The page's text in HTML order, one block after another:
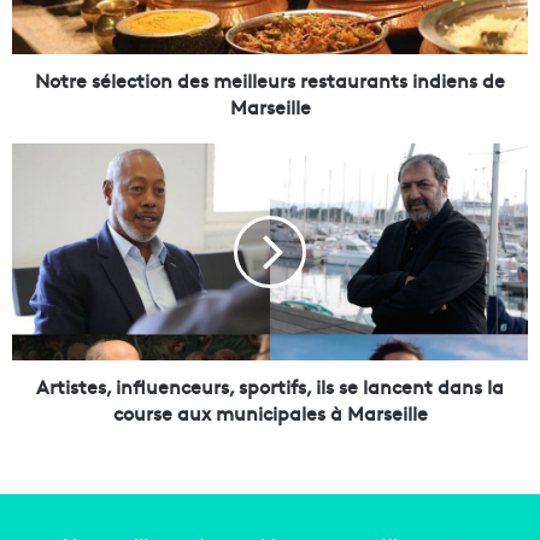
l
e
m
e
i
l
Notre sélection des meilleurs restaurants indiens de
Marseille
s
t
e
s
,
Artistes, influenceurs, sportifs, ils se lancent dans la
course aux municipales à Marseille